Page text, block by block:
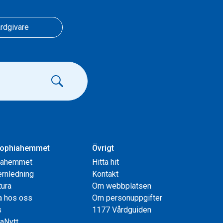
hos oss
Övrigt
Hitta hit
Kontakt
Om webbplatsen
Om personuppgifter
1177 Vårdguiden